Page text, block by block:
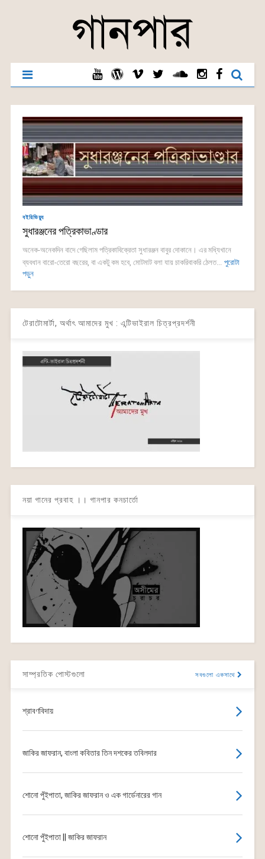
বইরিভিয়্যু
সুধারঞ্জনের পত্রিকাভাণ্ডার
অনেক-অনেকদিন বাদে গেছিলাম পত্রিকাবিক্রেতা সুধারঞ্জন বাবুর দোকানে। এর মধ্যিখানে
ব্যবধান বারো-তেরো বছরের, বা একটু কম হবে, মোটমাট বলা যায় চাকরিবাকরি ঠেলত... পুরোটা
পড়ুন
টেরাটোমার্টা, অর্থাৎ আমাদের মুখ : এন্টিভাইরাল চিত্রপ্রদর্শনী
নয়া গানের প্রবাহ ।। গানপার কনচার্তো
সাম্প্রতিক পোস্টগুলো সবগুলো একসাথে
শ্রাবণবিদায়
জাকির জাফরান, বাংলা কবিতার তিন দশকের তবিলদার
শোনো পুঁইপাতা, জাকির জাফরান ও এক গার্ডেনারের গান
শোনো পুঁইপাতা || জাকির জাফরান